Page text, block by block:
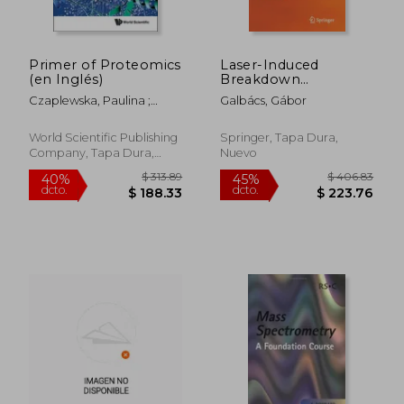
40% $ 108.36 40%
Primer of Proteomics
(en Inglés)
Czaplewska, Paulina ;
Ciborowski, Pawel
World Scientific Publishing
Company, Tapa Dura,
Nuevo
Laser-Induced
Breakdown
Spectroscopy in
Biological, Forensic
Sciences (en Inglés)
Galbács, Gábor
Springer, Tapa Dura,
Nuevo